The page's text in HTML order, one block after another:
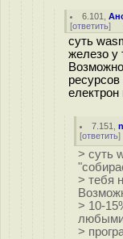
6.101 ,
[ответить]
суть
железо у
7.151 ,
[ответить]
> суть
> тебя
> 10-
>